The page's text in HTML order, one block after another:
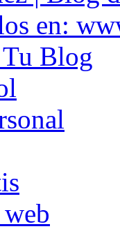
en:
Tu Blog